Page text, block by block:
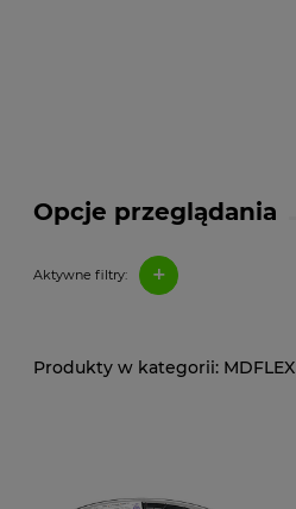
Opcje przeglądania
Aktywne filtry: +
MDFLEX